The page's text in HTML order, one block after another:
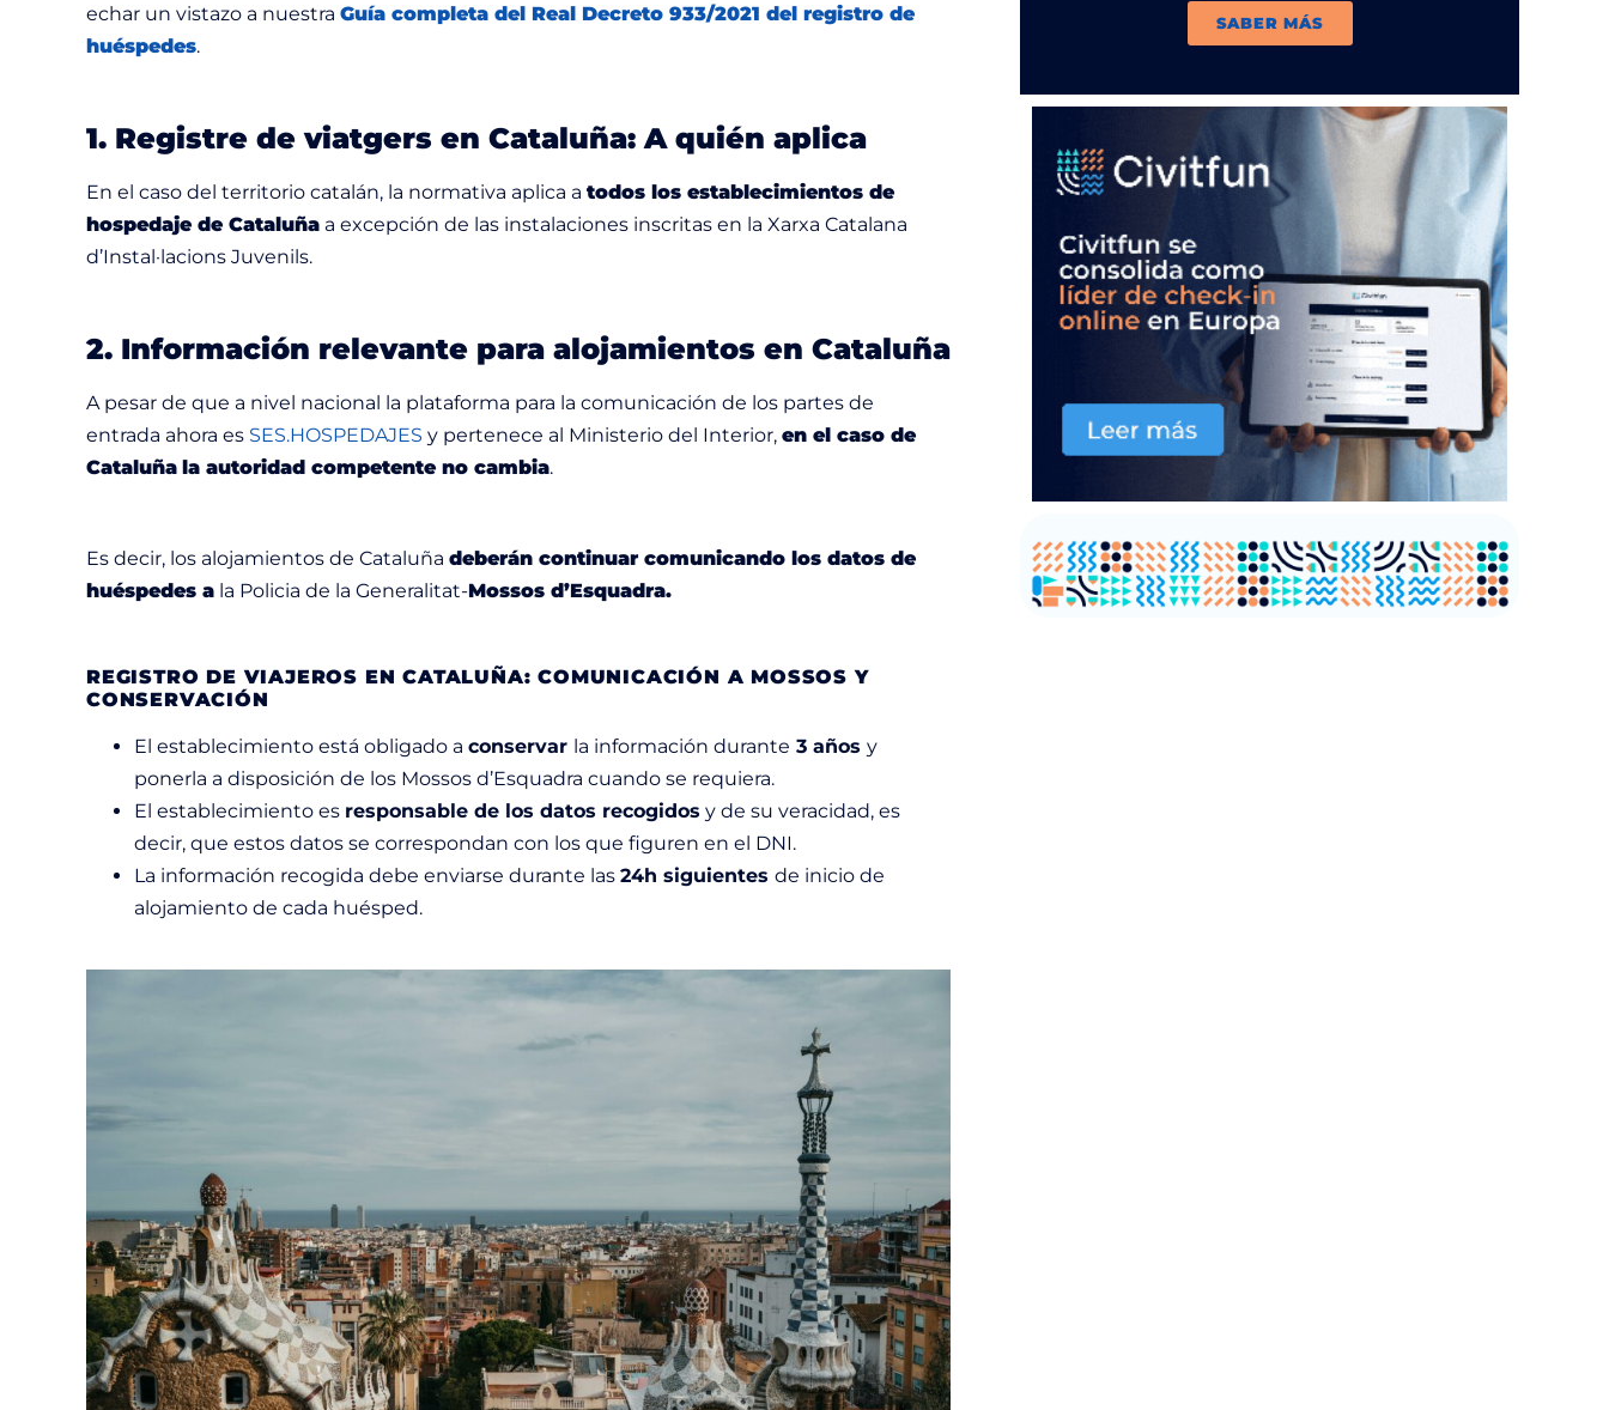
echar un vistazo a nuestra Guía completa del Real Decreto 933/2021 del registro de
huéspedes.
1. Registre de viatgers en Cataluña: A quién aplica
En el caso del territorio catalán, la normativa aplica a todos los establecimientos de
hospedaje de Cataluña a excepción de las instalaciones inscritas en la Xarxa Catalana
d’Instal·lacions Juvenils.
2. Información relevante para alojamientos en Cataluña
A pesar de que a nivel nacional la plataforma para la comunicación de los partes de
entrada ahora es SES.HOSPEDAJES y pertenece al Ministerio del Interior, en el caso de
Cataluña la autoridad competente no cambia.
Es decir, los alojamientos de Cataluña deberán continuar comunicando los datos de
huéspedes a la Policia de la Generalitat-Mossos d’Esquadra.
REGISTRO DE VIAJEROS EN CATALUÑA: COMUNICACIÓN A MOSSOS Y
CONSERVACIÓN
El establecimiento está obligado a conservar la información durante 3 años y
ponerla a disposición de los Mossos d’Esquadra cuando se requiera.
El establecimiento es responsable de los datos recogidos y de su veracidad, es
decir, que estos datos se correspondan con los que figuren en el DNI.
La información recogida debe enviarse durante las 24h siguientes de inicio de
alojamiento de cada huésped.
SABER MÁS